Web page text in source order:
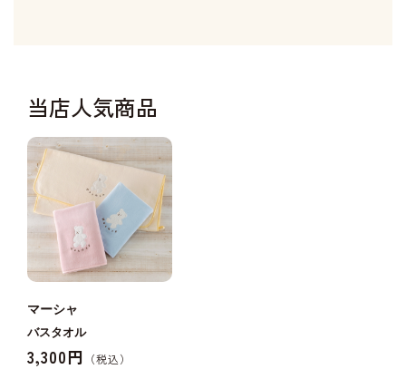
当店人気商品
マーシャ
バスタオル
3,300円